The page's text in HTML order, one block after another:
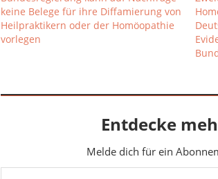
keine Belege für ihre Diffamierung von
Heilpraktikern oder der Homöopathie
vorlegen
Entdecke
Melde dich für ein
Gib deine E-Mail-Adresse ein ...